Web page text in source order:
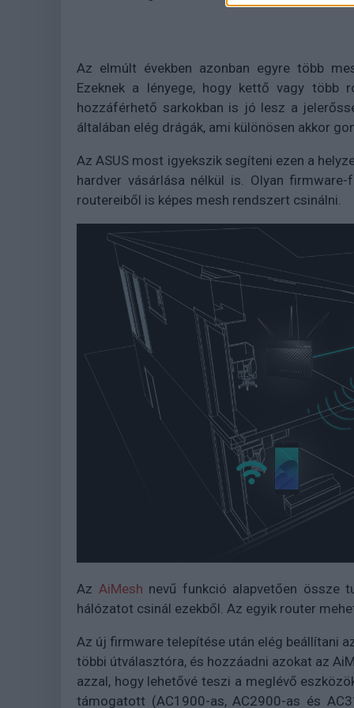
Az elmúlt években azonban egyre több
Ezeknek a lényege, hogy kettő vagy több
hozzáférhető sarkokban is jó lesz a
általában elég drágák, ami különösen akkor
Az ASUS most igyekszik segíteni ezen a
hardver vásárlása nélkül is. Olyan
routereiből is képes mesh rendszert csinálni.
Az AiMesh nevű funkció alapvetően össze
hálózatot csinál ezekből. Az egyik router
Az új firmware telepítése után elég beállítani
többi útválasztóra, és hozzáadni azokat az
azzal, hogy lehetővé teszi a meglévő
támogatott (AC1900-as, AC2900-as és